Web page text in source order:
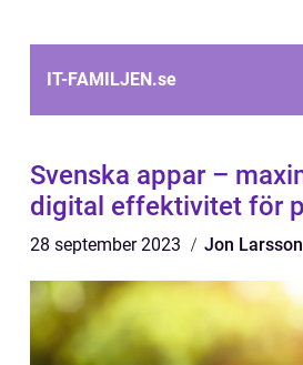
IT-FAMILJEN.se
Svenska appar –
digital effektivitet för
28 september 2023 Jon Larsson